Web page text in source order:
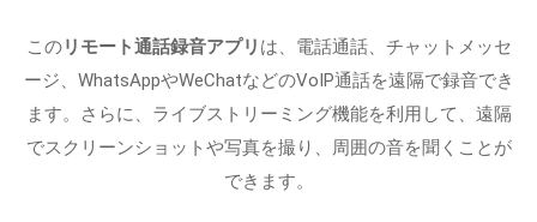
このリモート通話録音アプリ は、電話通話、チャットメッセ
ージ、WhatsAppやWeChatなどのVoIP通話を遠隔で録音でき
ます。さらに、ライブストリーミング機能を利用して、遠隔
でスクリーンショットや写真を撮り、周囲の音を聞くことが
できます。